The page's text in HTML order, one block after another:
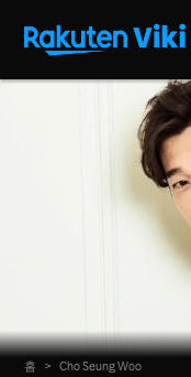
홈 > Cho Seung Woo